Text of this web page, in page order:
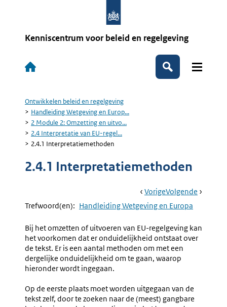
Kenniscentrum voor beleid en regelgeving
Hoofdnavigatie
Zoeken
Kruimelpad
Ontwikkelen beleid en regelgeving
Handleiding Wetgeving en Europ...
2 Module 2: Omzetting en uitvo...
2.4 Interpretatie van EU-regel...
2.4.1 Interpretatiemethoden
2.4.1 Interpretatiemethoden
Book
Navigation
Ga
Naar
VorigePagina:
2.4
Interpretatie
EU-
Regelgeving
Ga
Naar
Volgende Pagina:
Trefwoord(en): Handleiding Wetgeving en Europa
Bij het omzetten of uitvoeren van EU-regelgeving kan
het voorkomen dat er onduidelijkheid ontstaat over
de tekst. Er is een aantal methoden om met een
dergelijke onduidelijkheid om te gaan, waarop
hieronder wordt ingegaan.
Op de eerste plaats moet worden uitgegaan van de
tekst zelf, door te zoeken naar de (meest) gangbare